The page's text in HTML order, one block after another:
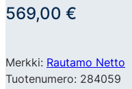
569,00 €
Merkki: Rautamo Netto
Tuotenumero: 284059